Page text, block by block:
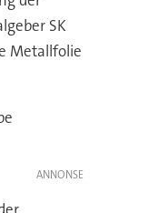
SK
Metallfolie